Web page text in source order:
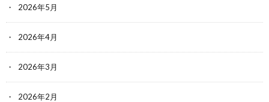
2026年5月
2026年4月
2026年3月
2026年2月